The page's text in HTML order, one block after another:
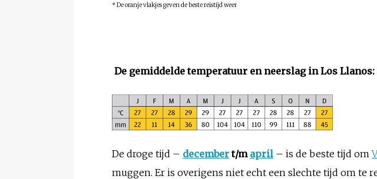
* De oranje vlakjes geven de beste reistijd weer
De gemiddelde temperatuur en neerslag in Los Llanos:
De droge tijd – decembert/m april – is de beste tijd om
muggen. Er is overigens niet echt een slechte tijd om te